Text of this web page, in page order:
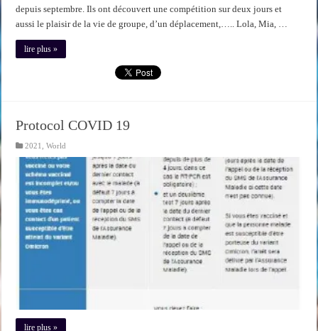
depuis septembre. Ils ont découvert une compétition sur deux jours et
aussi le plaisir de la vie de groupe, d’un déplacement,….. Lola, Mia, …
lire plus »
Protocol COVID 19
2021 ,World
lire plus »